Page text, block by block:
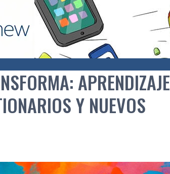
APRENDIZAJE
Y NUEVOS